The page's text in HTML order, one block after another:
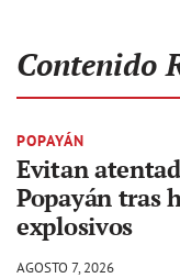
Contenido
POPAYÁN
Evitan
Popayán tras
explosivos
AGOSTO 7, 2026